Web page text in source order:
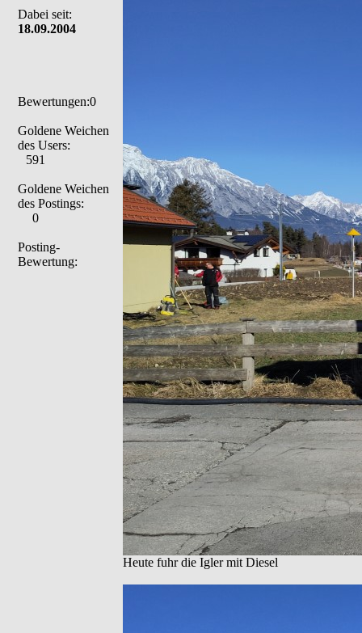
Dabei seit:
18.09.2004
Bewertungen:0
Goldene Weichen
des Users:
591
Goldene Weichen
des Postings:
0
Posting-
Bewertung:
Heute fuhr die Igler mit Diesel